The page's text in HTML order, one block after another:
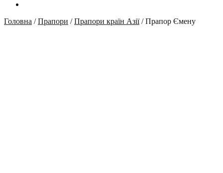
Головна /Прапори /Прапори країн Азії/Прапор Ємену